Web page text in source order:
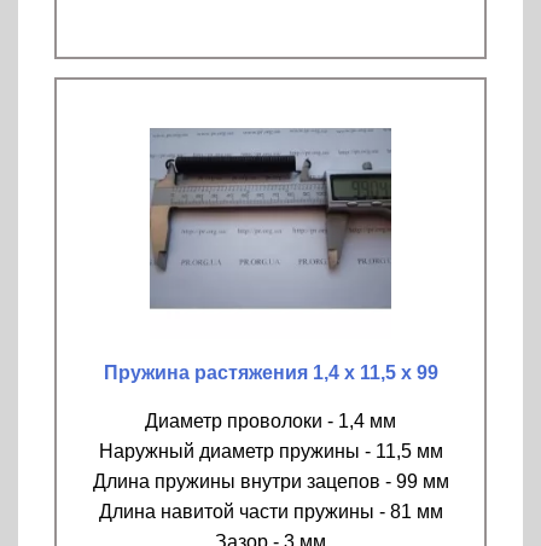
Пружина растяжения 1,4 х 11,5 х 99
Диаметр проволоки - 1,4 мм
Наружный диаметр пружины - 11,5 мм
Длина пружины внутри зацепов - 99 мм
Длина навитой части пружины - 81 мм
Зазор - 3 мм